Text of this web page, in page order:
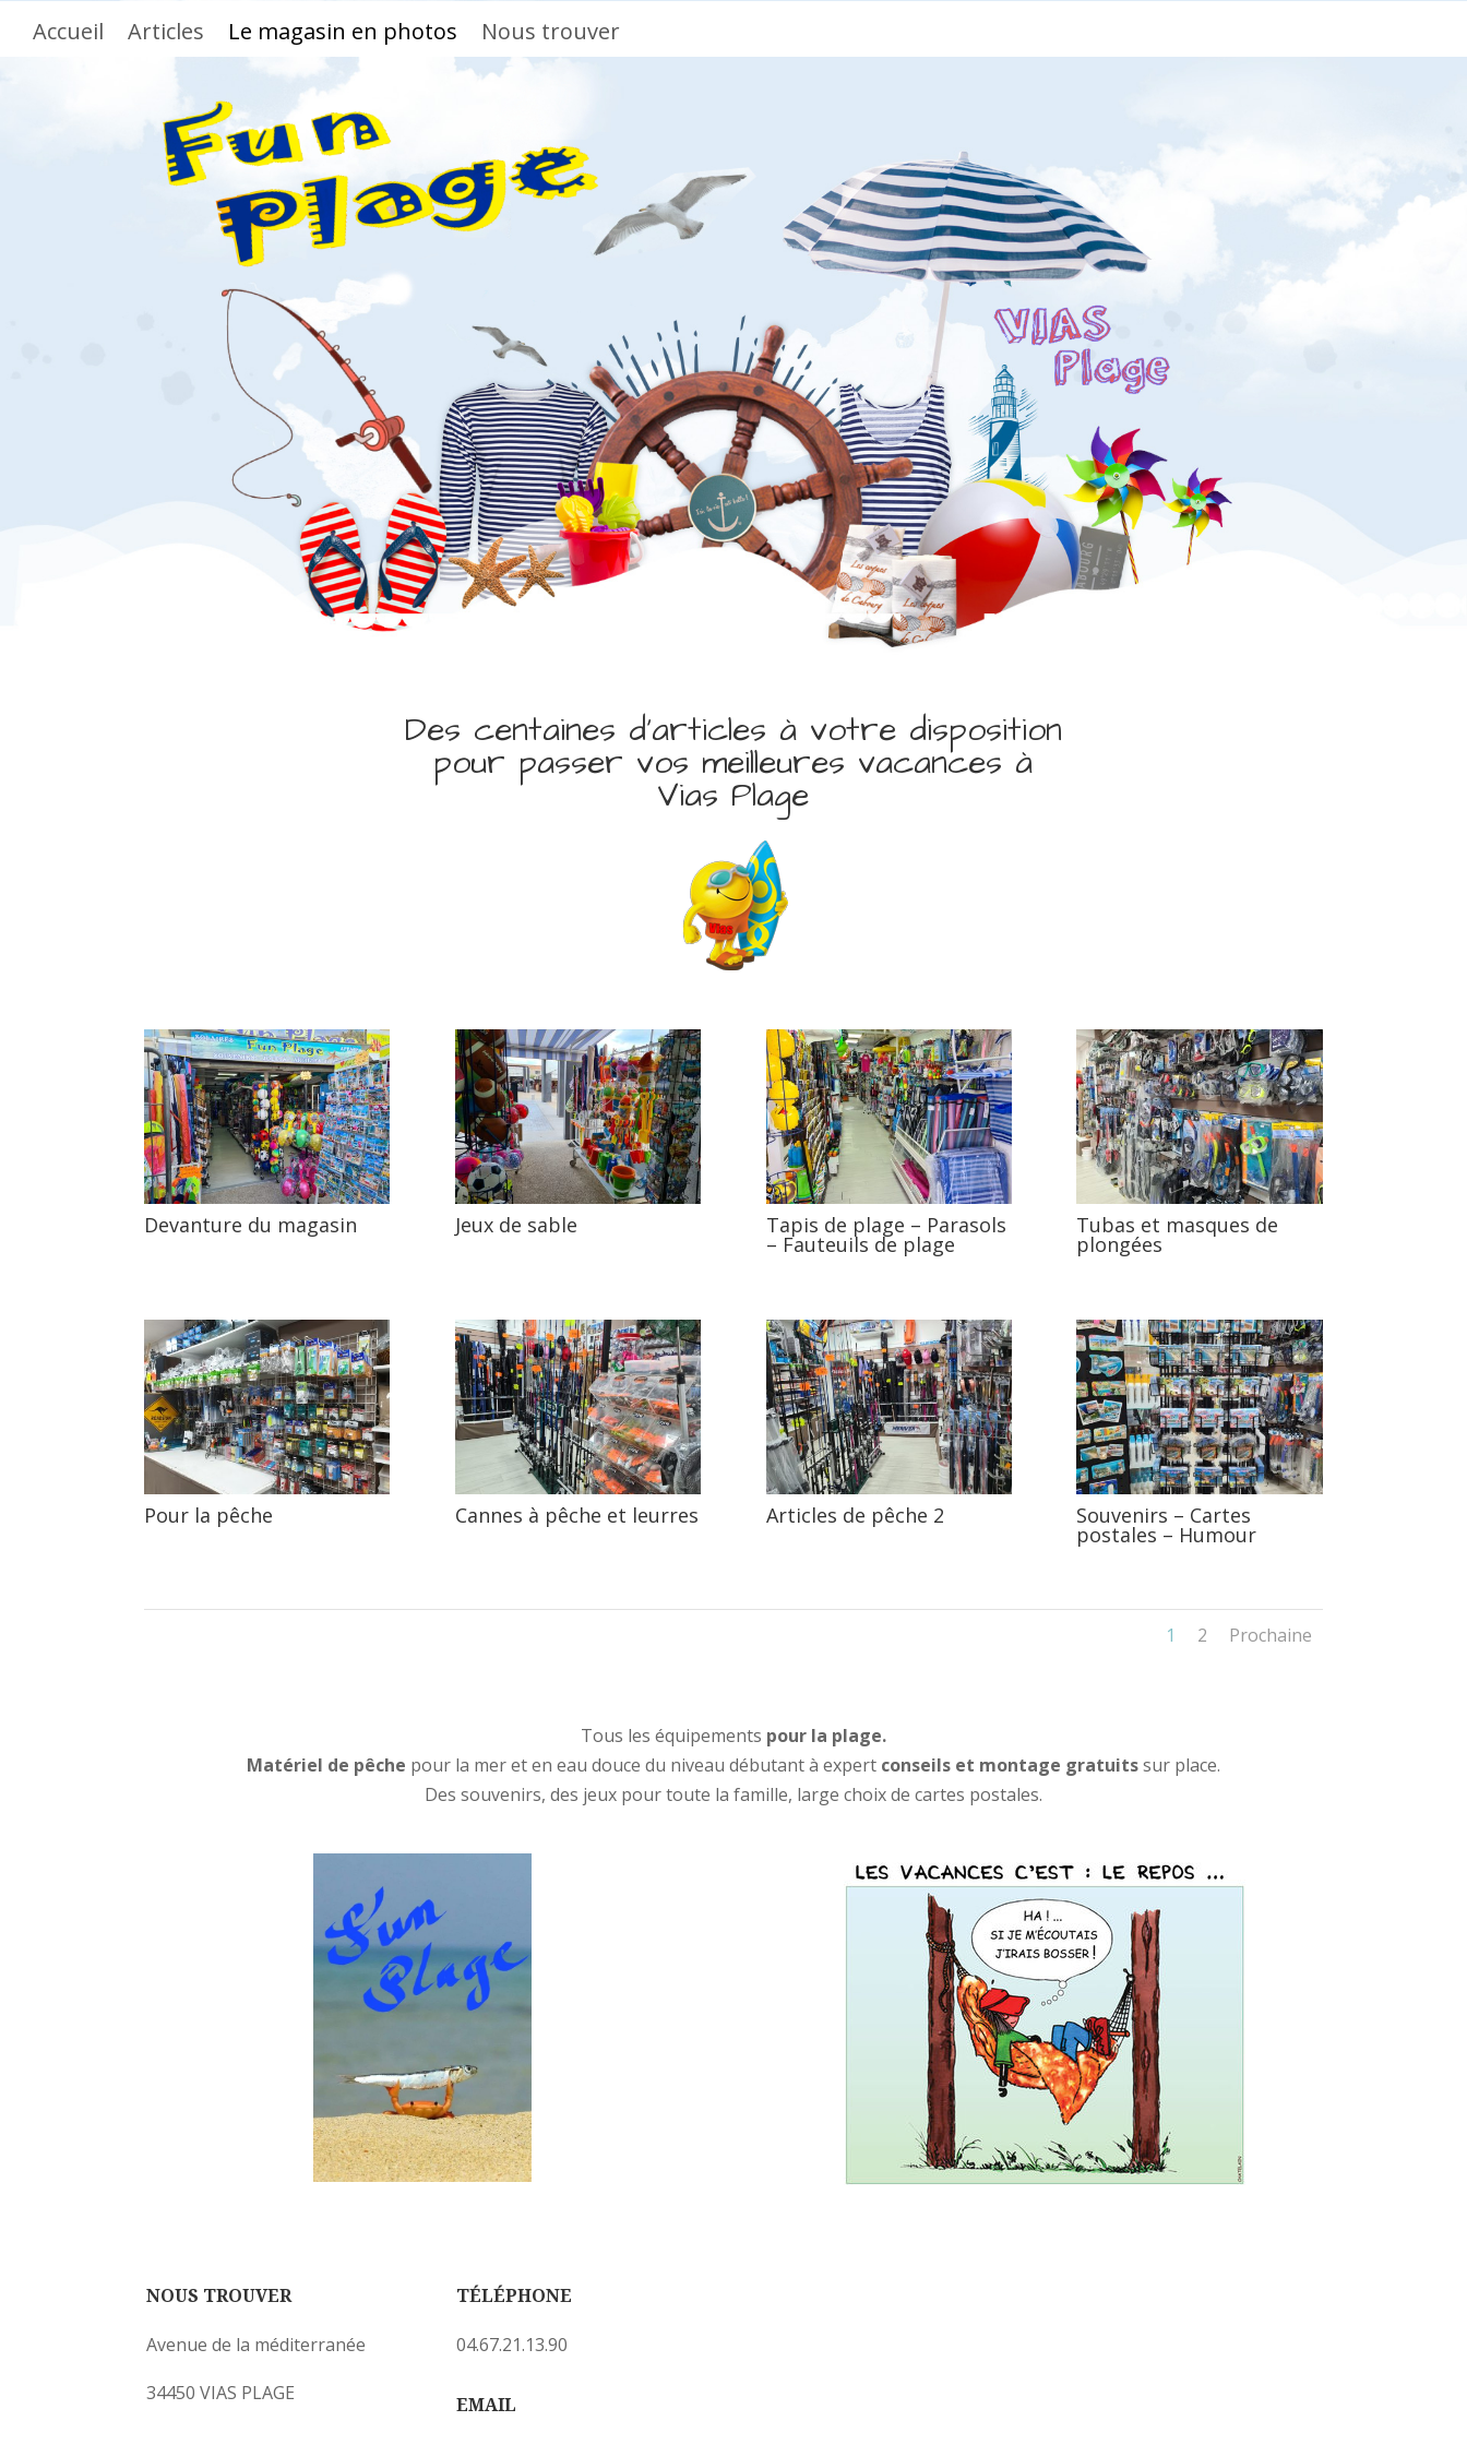
Accueil Articles Le magasin en photos Nous trouver
Des centaines d’articles à votre disposition
pour passer vos meilleures vacances à
Vias Plage
Devanture du magasin Jeux de sable Tapis de plage – Parasols
– Fauteuils de plage
Tubas et masques de
plongées
Pour la pêche Cannes à pêche et leurres Articles de pêche 2 Souvenirs – Cartes
postales – Humour
1 2 Prochaine
Tous les équipements pour la plage.
Matériel de pêche pour la mer et en eau douce du niveau débutant à expert conseils et montage gratuitssur place.
Des souvenirs, des jeux pour toute la famille, large choix de cartes postales.
NOUS TROUVER
Avenue de la méditerranée
34450 VIAS PLAGE
TÉLÉPHONE
04.67.21.13.90
EMAIL